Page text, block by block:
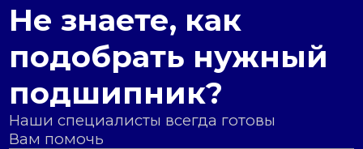
Не знаете, как
подобрать нужный
подшипник?
Наши специалисты всегда готовы
Вам помочь